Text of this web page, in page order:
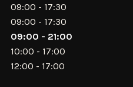
09:00 - 17:30
09:00 - 17:30
09:00 - 21:00
10:00 - 17:00
12:00 - 17:00